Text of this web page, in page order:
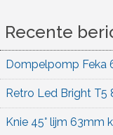
Recente
Dompelpomp Feka
Retro Led Bright
Knie 45° lijm 63mm